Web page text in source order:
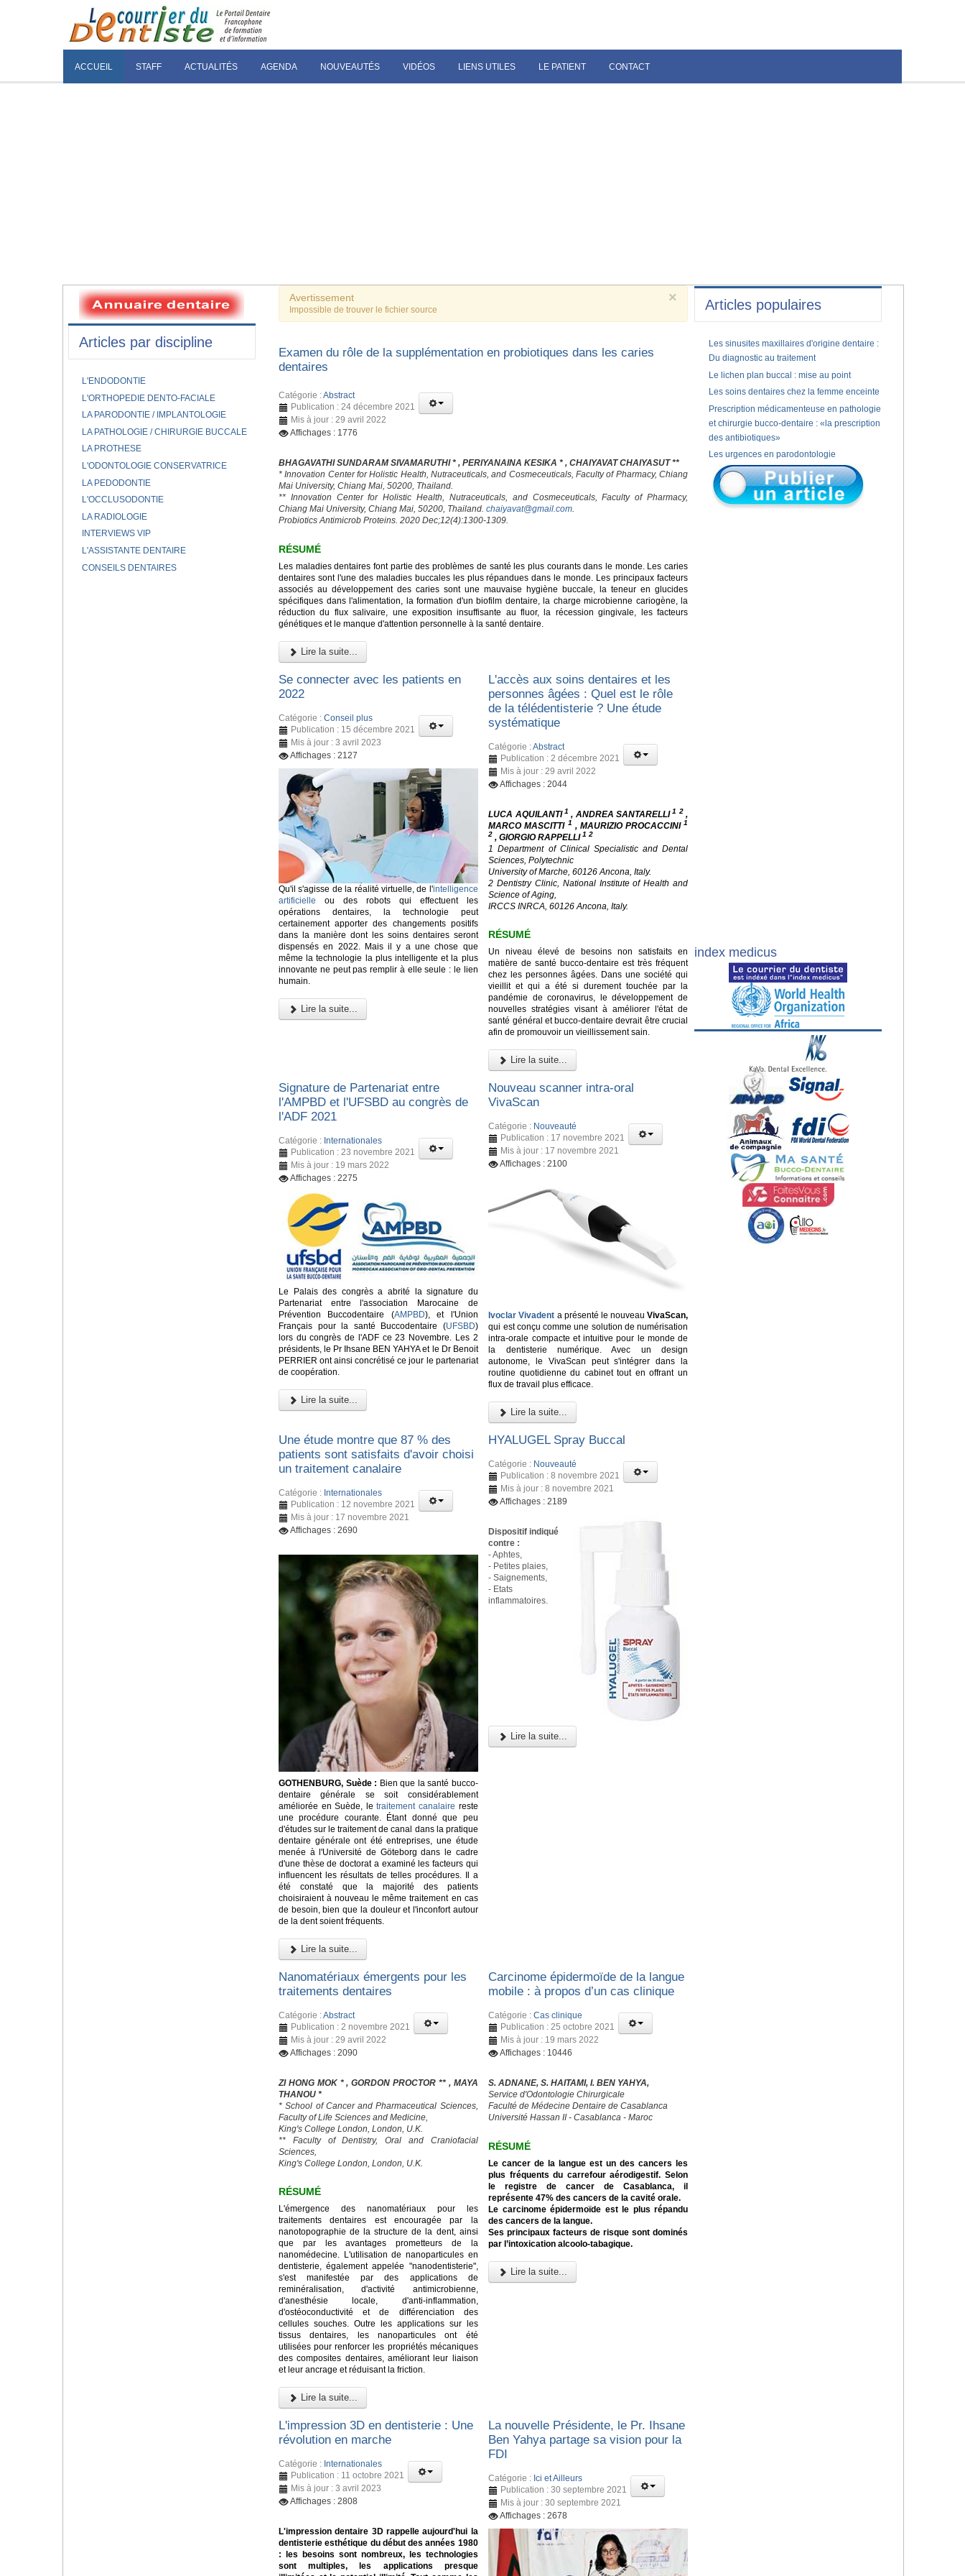
ACCUEIL STAFF ACTUALITÉS AGENDA NOUVEAUTÉS VIDÉOS LIENS UTILES LE PATIENT CONTACT
×
Avertissement
Impossible de trouver le fichier source
Examen du rôle de la supplémentation en probiotiques dans les caries
dentaires
Catégorie :Abstract
Publication : 24 décembre 2021
Mis à jour : 29 avril 2022
Affichages : 1776
BHAGAVATHI SUNDARAM SIVAMARUTHI * , PERIYANAINA KESIKA * , CHAIYAVAT CHAIYASUT **
* Innovation Center for Holistic Health, Nutraceuticals, and Cosmeceuticals, Faculty of Pharmacy, Chiang
Mai University, Chiang Mai, 50200, Thailand.
** Innovation Center for Holistic Health, Nutraceuticals, and Cosmeceuticals, Faculty of Pharmacy,
Chiang Mai University, Chiang Mai, 50200, Thailand. chaiyavat@gmail.com
Probiotics Antimicrob Proteins. 2020 Dec;12(4):1300-1309.
RÉSUMÉ
Les maladies dentaires font partie des problèmes de santé les plus courants dans le monde. Les caries
dentaires sont l'une des maladies buccales les plus répandues dans le monde. Les principaux facteurs
associés au développement des caries sont une mauvaise hygiène buccale, la teneur en glucides
spécifiques dans l'alimentation, la formation d'un biofilm dentaire, la charge microbienne cariogène, la
réduction du flux salivaire, une exposition insuffisante au fluor, la récession gingivale, les facteurs
génétiques et le manque d'attention personnelle à la santé dentaire.
Lire la suite...
Se connecter avec les patients en
2022
Catégorie : Conseil plus
Publication : 15 décembre 2021
Mis à jour : 3 avril 2023
Affichages : 2127
Qu'il s'agisse de la réalité virtuelle, de l'intelligence
artificielle ou des robots qui effectuent les
opérations dentaires, la technologie peut
certainement apporter des changements positifs
dans la manière dont les soins dentaires seront
dispensés en 2022. Mais il y a une chose que
même la technologie la plus intelligente et la plus
innovante ne peut pas remplir à elle seule : le lien
humain.
Lire la suite...
L'accès aux soins dentaires et les
personnes âgées : Quel est le rôle
de la télédentisterie ? Une étude
systématique
Catégorie :Abstract
Publication : 2 décembre 2021
Mis à jour : 29 avril 2022
Affichages : 2044
LUCA AQUILANTI 1 , ANDREA SANTARELLI1 2 ,
MARCO MASCITTI 1 , MAURIZIO PROCACCINI 1
2 , GIORGIO RAPPELLI1 2
1 Department of Clinical Specialistic and Dental
Sciences, Polytechnic
University of Marche, 60126 Ancona, Italy.
2 Dentistry Clinic, National Institute of Health and
Science of Aging,
IRCCS INRCA, 60126 Ancona, Italy.
RÉSUMÉ
Un niveau élevé de besoins non satisfaits en
matière de santé bucco-dentaire est très fréquent
chez les personnes âgées. Dans une société qui
vieillit et qui a été si durement touchée par la
pandémie de coronavirus, le développement de
nouvelles stratégies visant à améliorer l'état de
santé général et bucco-dentaire devrait être crucial
afin de promouvoir un vieillissement sain.
Lire la suite...
Signature de Partenariat entre
l'AMPBD et l'UFSBD au congrès de
l'ADF 2021
Catégorie : Internationales
Publication : 23 novembre 2021
Mis à jour : 19 mars 2022
Affichages : 2275
Le Palais des congrès a abrité la signature du
Partenariat entre l'association Marocaine de
Prévention Buccodentaire (AMPBD), et l'Union
Français pour la santé Buccodentaire (UFSBD)
lors du congrès de l'ADF ce 23 Novembre. Les 2
présidents, le Pr Ihsane BEN YAHYA et le Dr Benoit
PERRIER ont ainsi concrétisé ce jour le partenariat
de coopération.
Lire la suite...
Nouveau scanner intra-oral
VivaScan
Catégorie : Nouveauté
Publication : 17 novembre 2021
Mis à jour : 17 novembre 2021
Affichages : 2100
Ivoclar Vivadent a présenté le nouveau VivaScan,
qui est conçu comme une solution de numérisation
intra-orale compacte et intuitive pour le monde de
la dentisterie numérique. Avec un design
autonome, le VivaScan peut s'intégrer dans la
routine quotidienne du cabinet tout en offrant un
flux de travail plus efficace.
Lire la suite...
Une étude montre que 87 % des
patients sont satisfaits d'avoir choisi
un traitement canalaire
Catégorie : Internationales
Publication : 12 novembre 2021
Mis à jour : 17 novembre 2021
Affichages : 2690
GOTHENBURG, Suède : Bien que la santé bucco-
dentaire générale se soit considérablement
améliorée en Suède, letraitement canalaire reste
une procédure courante. Étant donné que peu
d'études sur le traitement de canal dans la pratique
dentaire générale ont été entreprises, une étude
menée à l'Université de Göteborg dans le cadre
d'une thèse de doctorat a examiné les facteurs qui
influencent les résultats de telles procédures. Il a
été constaté que la majorité des patients
choisiraient à nouveau le même traitement en cas
de besoin, bien que la douleur et l'inconfort autour
de la dent soient fréquents.
Lire la suite...
HYALUGEL Spray Buccal
Catégorie : Nouveauté
Publication : 8 novembre 2021
Mis à jour : 8 novembre 2021
Affichages : 2189
Dispositif indiqué
contre :
- Aphtes,
- Petites plaies,
- Saignements,
- Etats
inflammatoires.
Lire la suite...
Nanomatériaux émergents pour les
traitements dentaires
Catégorie :Abstract
Publication : 2 novembre 2021
Mis à jour : 29 avril 2022
Affichages : 2090
ZI HONG MOK * , GORDON PROCTOR ** , MAYA
THANOU *
* School of Cancer and Pharmaceutical Sciences,
Faculty of Life Sciences and Medicine,
King's College London, London, U.K.
** Faculty of Dentistry, Oral and Craniofacial
Sciences,
King's College London, London, U.K.
RÉSUMÉ
L'émergence des nanomatériaux pour les
traitements dentaires est encouragée par la
nanotopographie de la structure de la dent, ainsi
que par les avantages prometteurs de la
nanomédecine. L'utilisation de nanoparticules en
dentisterie, également appelée "nanodentisterie",
s'est manifestée par des applications de
reminéralisation, d'activité antimicrobienne,
d'anesthésie locale, d'anti-inflammation,
d'ostéoconductivité et de différenciation des
cellules souches. Outre les applications sur les
tissus dentaires, les nanoparticules ont été
utilisées pour renforcer les propriétés mécaniques
des composites dentaires, améliorant leur liaison
et leur ancrage et réduisant la friction.
Lire la suite...
Carcinome épidermoïde de la langue
mobile : à propos d’un cas clinique
Catégorie :Cas clinique
Publication : 25 octobre 2021
Mis à jour : 19 mars 2022
Affichages : 10446
S. ADNANE, S. HAITAMI, I. BEN YAHYA,
Service d'Odontologie Chirurgicale
Faculté de Médecine Dentaire de Casablanca
Université Hassan II - Casablanca - Maroc
RÉSUMÉ
Le cancer de la langue est un des cancers les
plus fréquents du carrefour aérodigestif. Selon
le registre de cancer de Casablanca, il
représente 47% des cancers de la cavité orale.
Le carcinome épidermoïde est le plus répandu
des cancers de la langue.
Ses principaux facteurs de risque sont dominés
par l’intoxication alcoolo-tabagique.
Lire la suite...
L'impression 3D en dentisterie : Une
révolution en marche
Catégorie : Internationales
Publication : 11 octobre 2021
Mis à jour : 3 avril 2023
Affichages : 2808
L'impression dentaire 3D rappelle aujourd'hui la
dentisterie esthétique du début des années 1980
: les besoins sont nombreux, les technologies
sont multiples, les applications presque
La nouvelle Présidente, le Pr. Ihsane
Ben Yahya partage sa vision pour la
FDI
Catégorie : Ici et Ailleurs
Publication : 30 septembre 2021
Mis à jour : 30 septembre 2021
Affichages : 2678
Articles par discipline
L'ENDODONTIE
L'ORTHOPEDIE DENTO-FACIALE
LA PARODONTIE / IMPLANTOLOGIE
LA PATHOLOGIE / CHIRURGIE BUCCALE
LA PROTHESE
L'ODONTOLOGIE CONSERVATRICE
LA PEDODONTIE
L'OCCLUSODONTIE
LA RADIOLOGIE
INTERVIEWS VIP
L'ASSISTANTE DENTAIRE
CONSEILS DENTAIRES
Articles populaires
Les sinusites maxillaires d'origine dentaire :
Du diagnostic au traitement
Le lichen plan buccal : mise au point
Les soins dentaires chez la femme enceinte
Prescription médicamenteuse en pathologie
et chirurgie bucco-dentaire : «la prescription
des antibiotiques»
Les urgences en parodontologie
index medicus